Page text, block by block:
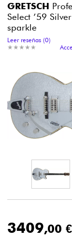
Ampli &
Pianos
Grabación
Auriculares
DJ
Luces
GRETSCH
Select ’59
sparkle
★ ★ ★ ★ ★
★ ★ ★ ★ ★
Leer reseñas (0)
3409,00 €